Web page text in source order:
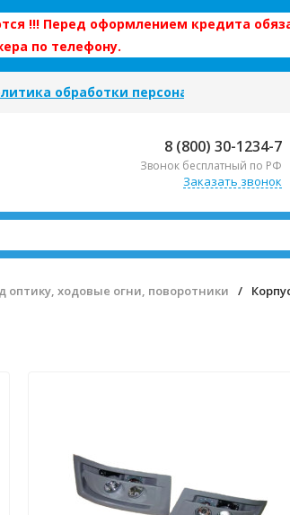
!!! Перед оформлением кредита
по телефону.
обработки персональных данных
8 (800) 30-1234-7
Звонок бесплатный по РФ
Заказать звонок
оптику, ходовые огни, поворотники /